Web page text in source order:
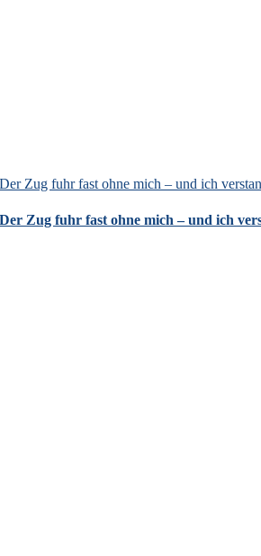
Der Zug fuhr fast ohne mich – und ich
Der Zug fuhr fast ohne mich – und ich